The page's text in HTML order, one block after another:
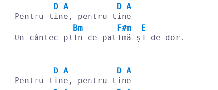
Pentru t
D
in
A
e, pentru t
D
in
A
e
Un cântec pl
Bm
in de pat
F#m
imă ș
E
i de dor.
Pentru t
D
in
A
e, pentru t
D
in
A
e